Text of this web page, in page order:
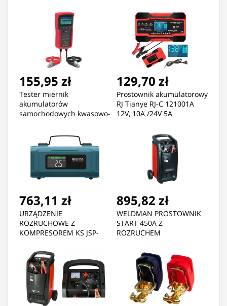
155,95 zł
Tester miernik
akumulatorów
samochodowych kwasowo-
129,70 zł
Prostownik akumulatorowy
RJ Tianye RJ-C 121001A
12V, 10A /24V 5A
763,11 zł
URZĄDZENIE
ROZRUCHOWE Z
KOMPRESOREM KS JSP-
895,82 zł
WELDMAN PROSTOWNIK
START 450A Z
ROZRUCHEM